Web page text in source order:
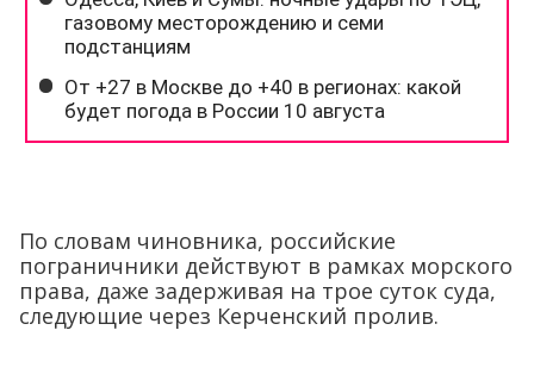
По словам чиновника, российские
пограничники действуют в рамках морского
права, даже задерживая на трое суток суда,
следующие через Керченский пролив.